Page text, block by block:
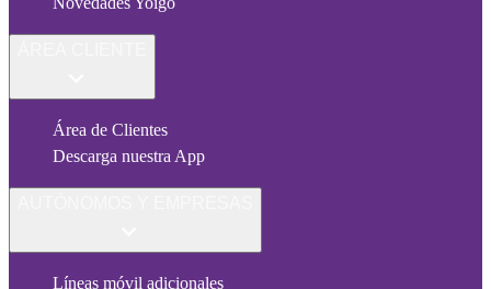
Área de Clientes
Descarga nuestra App
Líneas móvil adicionales